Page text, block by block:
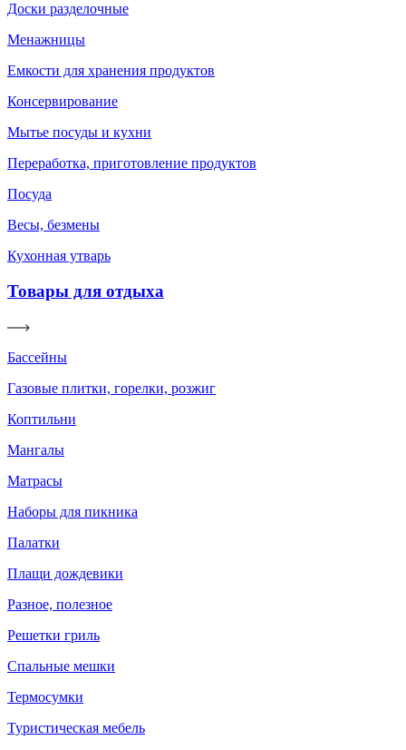
Доски разделочные
Менажницы
Емкости для хранения продуктов
Консервирование
Мытье посуды и кухни
Переработка, приготовление продуктов
Посуда
Весы, безмены
Кухонная утварь
Товары для отдыха
Бассейны
Газовые плитки, горелки, розжиг
Коптильни
Мангалы
Матрасы
Наборы для пикника
Палатки
Плащи дождевики
Разное, полезное
Решетки гриль
Спальные мешки
Термосумки
Туристическая мебель